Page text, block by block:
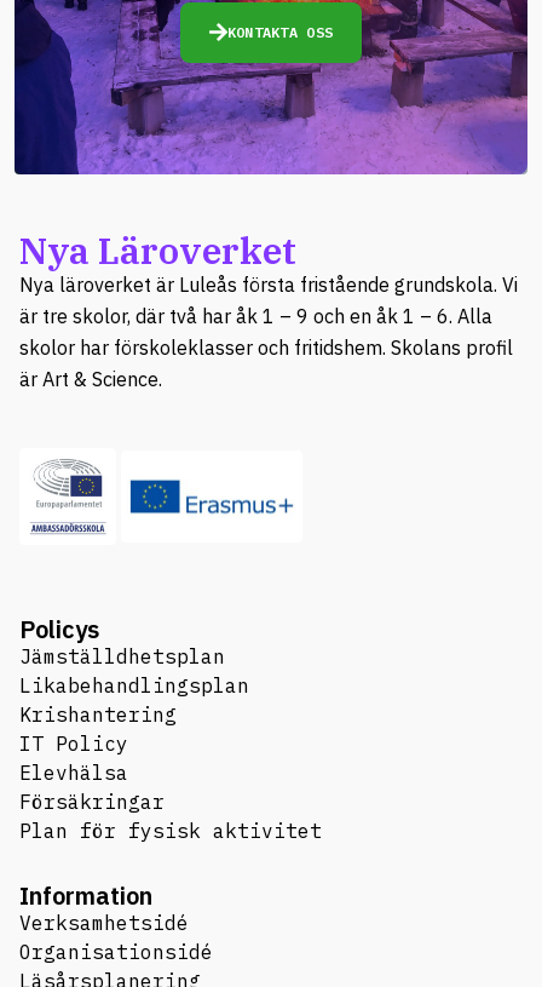
KONTAKTA OSS
Nya Läroverket
Nya läroverket är Luleås första fristående grundskola. Vi
är tre skolor, där två har åk 1 – 9 och en åk 1 – 6. Alla
skolor har förskoleklasser och fritidshem. Skolans profil
är Art & Science.
Policys
Jämställdhetsplan
Likabehandlingsplan
Krishantering
IT Policy
Elevhälsa
Försäkringar
Plan för fysisk aktivitet
Information
Verksamhetsidé
Organisationsidé
Läsårsplanering